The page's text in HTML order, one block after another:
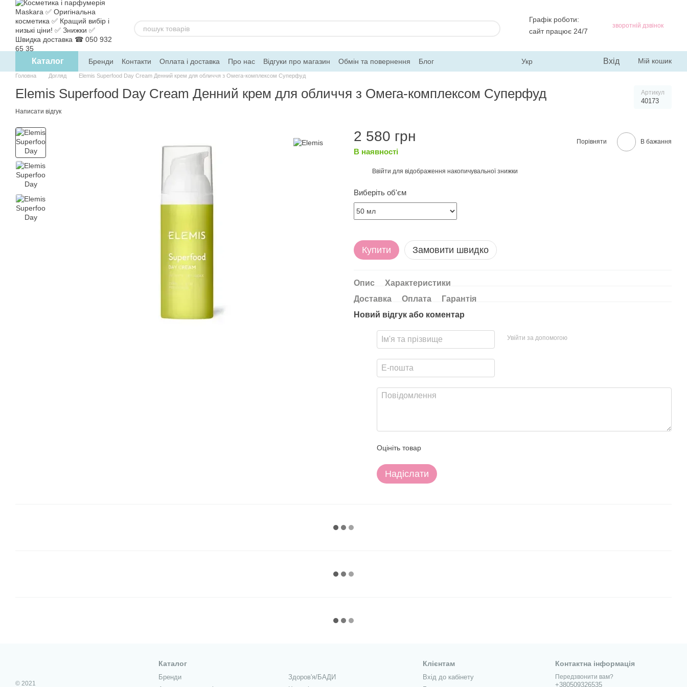
Перейти до основного контенту
Графік роботи:
сайт працює 24/7
зворотній дзвінок
Каталог Бренди Контакти Оплата і доставка Про нас Відгуки про магазин Обмін та повернення Блог Укр Вхід Мій кошик
Головна Догляд Elemis Superfood Day Cream Денний крем для обличчя з Омега-комплексом Суперфуд
Elemis Superfood Day Cream Денний крем для обличчя з Омега-комплексом Суперфуд Артикул
40173
Написати відгук
2 580 грн
В наявності
Порівняти В бажання
Ввійти для відображення накопичувальної знижки
Виберіть об'єм
Купити Замовити швидко
Опис
Характеристики
Доставка
Оплата
Гарантія
Новий відгук або коментар
Увійти за допомогою
Оцініть товар
Надіслати
© 2021
Каталог
Бренди
Здоров'я/БАДИ
Клієнтам
Вхід до кабінету
Контактна інформація
Передзвонити вам?
+380509326535